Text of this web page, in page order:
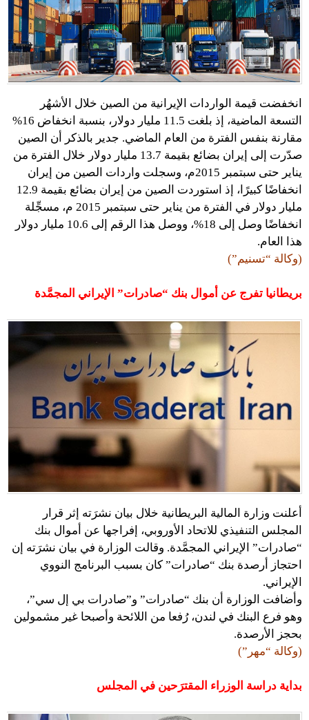
انخفضت قيمة الواردات الإيرانية من الصين خلال الأشهُر
التسعة الماضية، إذ بلغت 11.5 مليار دولار، بنسبة انخفاض 16%
مقارنة بنفس الفترة من العام الماضي. جدير بالذكر أن الصين
صدّرت إلى إيران بضائع بقيمة 13.7 مليار دولار خلال الفترة من
يناير حتى سبتمبر 2015م، وسجلت واردات الصين من إيران
انخفاضًا كبيرًا، إذ استوردت الصين من إيران بضائع بقيمة 12.9
مليار دولار في الفترة من يناير حتى سبتمبر 2015 م، مسجِّلة
انخفاضًا وصل إلى 18%، ووصل هذا الرقم إلى 10.6 مليار دولار
هذا العام.
(وكالة “تسنيم”)
بريطانيا تفرج عن أموال بنك “صادرات” الإيراني المجمَّدة
أعلنت وزارة المالية البريطانية خلال بيان نشرَته إثر قرار
المجلس التنفيذي للاتحاد الأوروبي، إفراجها عن أموال بنك
“صادرات” الإيراني المجمَّدة. وقالت الوزارة في بيان نشرَته إن
احتجاز أرصدة بنك “صادرات” كان بسبب البرنامج النووي
الإيراني.
وأضافت الوزارة أن بنك “صادرات” و”صادرات بي إل سي”،
وهو فرع البنك في لندن، رُفعا من اللائحة وأصبحا غير مشمولين
بحجز الأرصدة.
(وكالة “مهر”)
بداية دراسة الوزراء المقترَحين في المجلس